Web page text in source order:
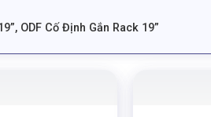
, ODF Cố Định Gắn Rack 19”